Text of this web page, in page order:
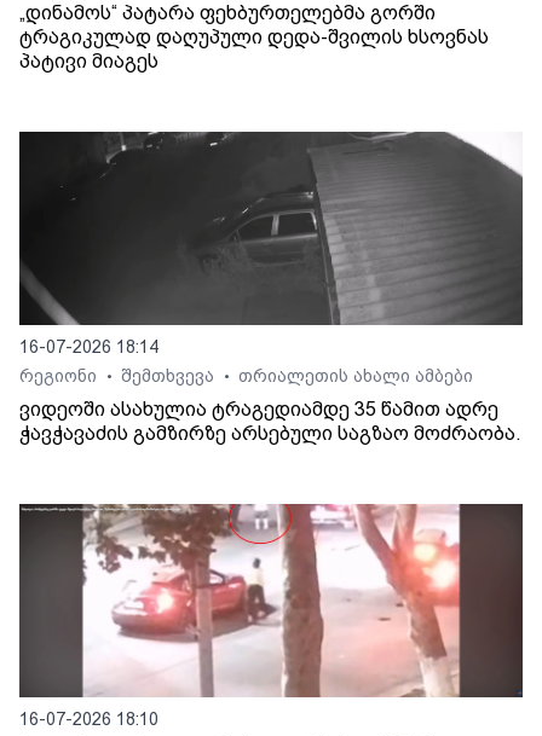
„დინამოს“ პატარა ფეხბურთელებმა გორში
ტრაგიკულად დაღუპული დედა-შვილის ხსოვნას
პატივი მიაგეს
16-07-2026 18:14
რეგიონი
• შემთხვევა • თრიალეთის ახალი ამბები
ვიდეოში ასახულია ტრაგედიამდე 35 წამით ადრე
ჭავჭავაძის გამზირზე არსებული საგზაო მოძრაობა.
16-07-2026 18:10